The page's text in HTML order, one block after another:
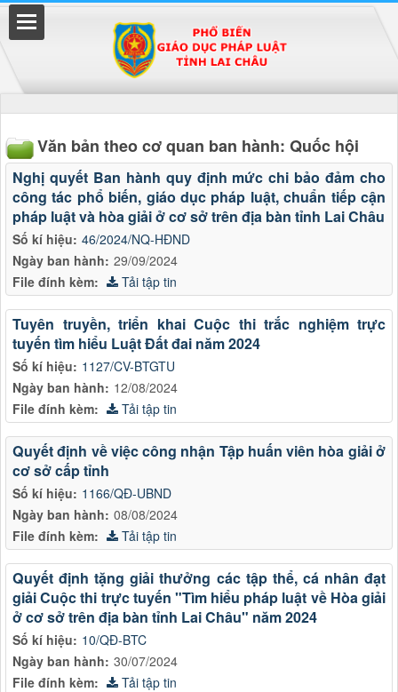
Văn bản theo cơ quan ban hành: Quốc hội
Số kí hiệu: 46/2024/NQ-HĐND
Ngày ban hành: 29/09/2024
Nghị quyết Ban hành quy định mức chi bảo đảm cho
công tác phổ biến, giáo dục pháp luật, chuẩn tiếp cận
pháp luật và hòa giải ở cơ sở trên địa bàn tỉnh Lai Châu
File đính kèm: Tải tập tin
Số kí hiệu: 1127/CV-BTGTU
Ngày ban hành: 12/08/2024
Tuyên truyền, triển khai Cuộc thi trắc nghiệm trực
tuyến tìm hiểu Luật Đất đai năm 2024
File đính kèm: Tải tập tin
Số kí hiệu: 1166/QĐ-UBND
Ngày ban hành: 08/08/2024
Quyết định về việc công nhận Tập huấn viên hòa giải ở
cơ sở cấp tỉnh
File đính kèm: Tải tập tin
Số kí hiệu: 10/QĐ-BTC
Ngày ban hành: 30/07/2024
Quyết định tặng giải thưởng các tập thể, cá nhân đạt
giải Cuộc thi trực tuyến "Tìm hiểu pháp luật về Hòa giải
ở cơ sở trên địa bàn tỉnh Lai Châu" năm 2024
File đính kèm: Tải tập tin
Đã kết nối EMC